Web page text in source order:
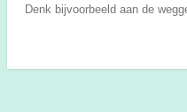
Denk bijvoorbeeld aan de